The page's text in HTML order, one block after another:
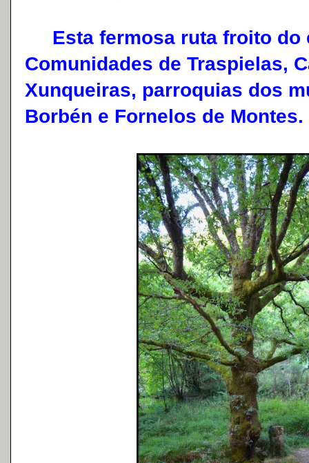
Esta fermosa ruta froito do
Comunidades de Traspielas,
Xunqueiras, parroquias dos
Borbén e Fornelos de Montes.